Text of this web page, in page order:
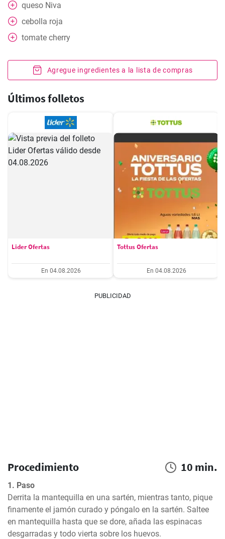
queso Niva
cebolla roja
tomate cherry
Agregue ingredientes a la lista de compras
Últimos folletos
Lider Ofertas
En 04.08.2026
Tottus Ofertas
En 04.08.2026
PUBLICIDAD
Procedimiento 10 min.
1. Paso
Derrita la mantequilla en una sartén, mientras tanto, pique
finamente el jamón curado y póngalo en la sartén. Saltee
en mantequilla hasta que se dore, añada las espinacas
desgarradas y todo vierta sobre los huevos.